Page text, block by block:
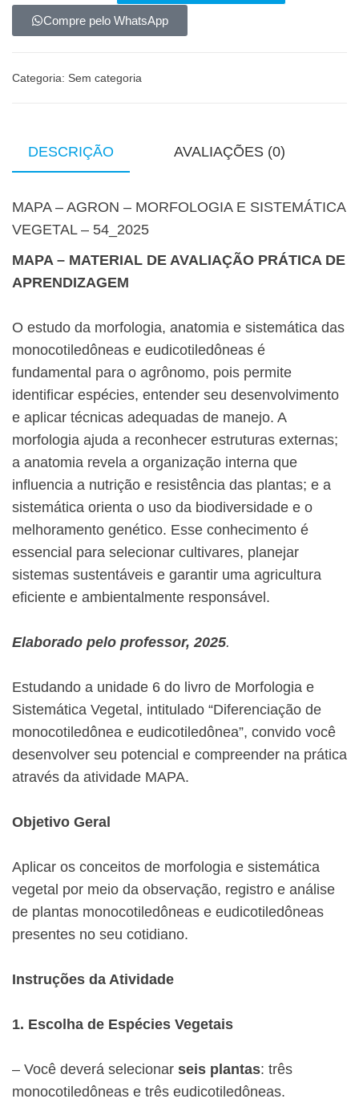
Compre pelo WhatsApp
Categoria: Sem categoria
DESCRIÇÃO AVALIAÇÕES (0)
MAPA – AGRON – MORFOLOGIA E SISTEMÁTICA
VEGETAL – 54_2025
MAPA – MATERIAL DE AVALIAÇÃO PRÁTICA DE
APRENDIZAGEM
O estudo da morfologia, anatomia e sistemática das
monocotiledôneas e eudicotiledôneas é
fundamental para o agrônomo, pois permite
identificar espécies, entender seu desenvolvimento
e aplicar técnicas adequadas de manejo. A
morfologia ajuda a reconhecer estruturas externas;
a anatomia revela a organização interna que
influencia a nutrição e resistência das plantas; e a
sistemática orienta o uso da biodiversidade e o
melhoramento genético. Esse conhecimento é
essencial para selecionar cultivares, planejar
sistemas sustentáveis e garantir uma agricultura
eficiente e ambientalmente responsável.
Elaborado pelo professor, 2025.
Estudando a unidade 6 do livro de Morfologia e
Sistemática Vegetal, intitulado “Diferenciação de
monocotiledônea e eudicotiledônea”, convido você
desenvolver seu potencial e compreender na prática
através da atividade MAPA.
Objetivo Geral
Aplicar os conceitos de morfologia e sistemática
vegetal por meio da observação, registro e análise
de plantas monocotiledôneas e eudicotiledôneas
presentes no seu cotidiano.
Instruções da Atividade
1. Escolha de Espécies Vegetais
– Você deverá selecionar seis plantas: três
monocotiledôneas e três eudicotiledôneas.